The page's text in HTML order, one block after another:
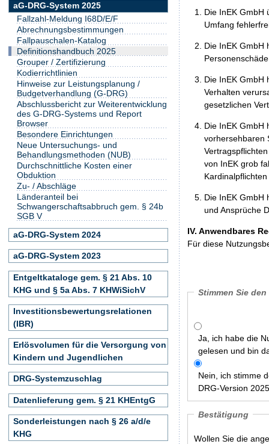
Die InEK GmbH
Umfang
Die InEK GmbH
Die InEK GmbH
Verhalten
gesetzlichen
Die InEK GmbH
vorhersehbaren
von InEK grob
Die InEK GmbH
und Ansprüche
IV. Anwendbares
Für diese
Stimmen Sie
Ja, ich habe die
gelesen und bin
Nein, ich stimme
DRG-Version
Bestätigung
Wollen Sie die
aG-DRG-System 2025
Fallzahl-Meldung I68D/E/F
Abrechnungsbestimmungen
Fallpauschalen-Katalog
Definitionshandbuch 2025
Grouper / Zertifizierung
Kodierrichtlinien
Hinweise zur Leistungsplanung /
Budgetverhandlung (G-DRG)
Abschlussbericht zur Weiterentwicklung
des G-DRG-Systems und Report
Browser
Besondere Einrichtungen
Neue Untersuchungs- und
Behandlungsmethoden (NUB)
Durchschnittliche Kosten einer
Obduktion
Zu- / Abschläge
Länderanteil bei
Schwangerschaftsabbruch gem. § 24b
SGB V
aG-DRG-System 2024
aG-DRG-System 2023
Entgeltkataloge gem. § 21 Abs. 10
KHG und § 5a Abs. 7 KHWiSichV
Investitionsbewertungsrelationen
(IBR)
Erlösvolumen für die Versorgung von
Kindern und Jugendlichen
DRG-Systemzuschlag
Datenlieferung gem. § 21 KHEntgG
Sonderleistungen nach § 26 a/d/e
KHG